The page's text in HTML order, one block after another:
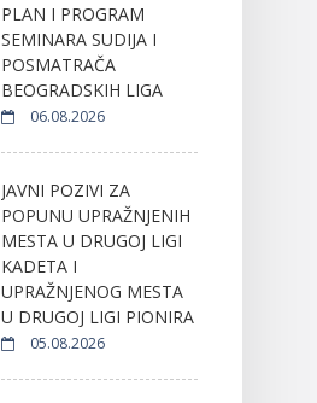
PLAN I PROGRAM
SEMINARA SUDIJA I
POSMATRAČA
BEOGRADSKIH LIGA
06.08.2026
JAVNI POZIVI ZA
POPUNU UPRAŽNJENIH
MESTA U DRUGOJ LIGI
KADETA I
UPRAŽNJENOG MESTA
U DRUGOJ LIGI PIONIRA
05.08.2026